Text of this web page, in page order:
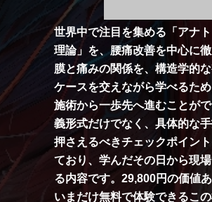
世界中で注目を集める「アナ
理論」を、腰痛改善を中心に
膜と痛みの関係を、構造学的
ケースを交えながら学べるた
施術から一歩先へ進むことが
義形式だけでなく、具体的な
押さえるべきチェックポイン
ており、学んだその日から現
る内容です。29,800円の価値あ
いまだけ無料で体験できるこ